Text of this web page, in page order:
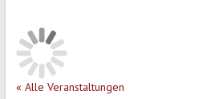
« Alle Veranstaltungen